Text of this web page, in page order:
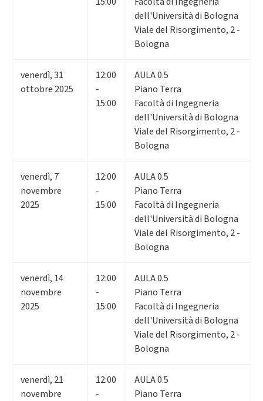
dell'Università di Bologna
Viale del Risorgimento, 2 -
Bologna
venerdì,31
ottobre 2025
12:00
-
15:00
AULA 0.5
Piano Terra
Facoltà di Ingegneria
dell'Università di Bologna
Viale del Risorgimento, 2 -
Bologna
venerdì, 7
novembre
2025
12:00
-
15:00
AULA 0.5
Piano Terra
Facoltà di Ingegneria
dell'Università di Bologna
Viale del Risorgimento, 2 -
Bologna
venerdì, 14
novembre
2025
12:00
-
15:00
AULA 0.5
Piano Terra
Facoltà di Ingegneria
dell'Università di Bologna
Viale del Risorgimento, 2 -
Bologna
venerdì, 21
novembre
12:00
-
AULA 0.5
Piano Terra